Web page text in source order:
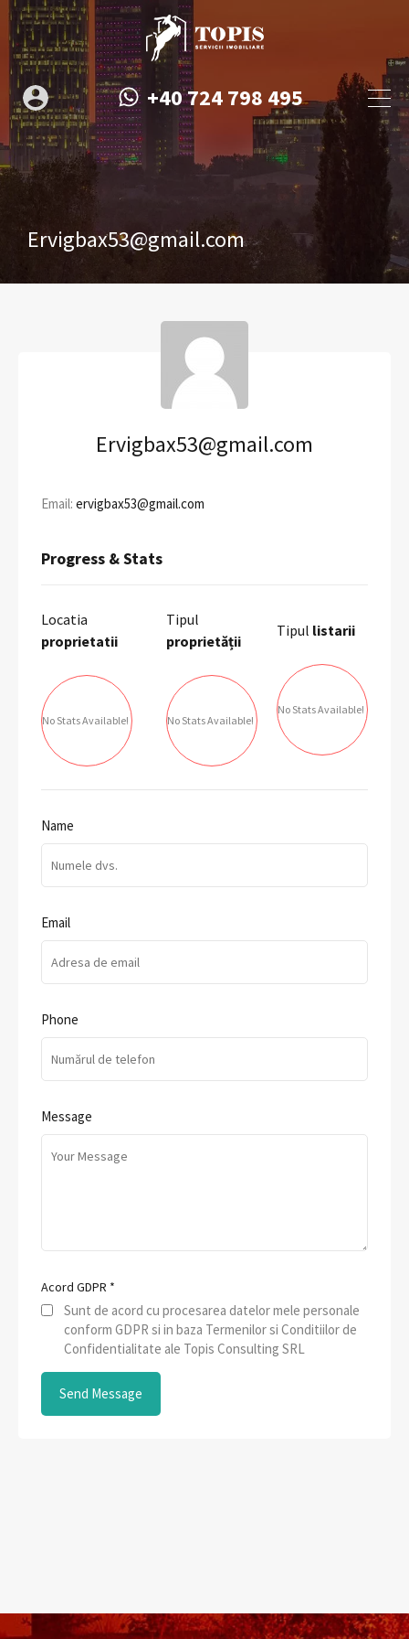
+40 724 798 495
Ervigbax53@gmail.com
Ervigbax53@gmail.com
Email: ervigbax53@gmail.com
Progress & Stats
Locatia
proprietatii
No Stats Available!
Tipul
proprietății
No Stats Available!
Tipul listarii
No Stats Available!
Name
Email
Phone
Message
Acord GDPR *
Sunt de acord cu procesarea datelor mele personale
conform GDPR si in baza Termenilor si Conditiilor de
Confidentialitate ale Topis Consulting SRL